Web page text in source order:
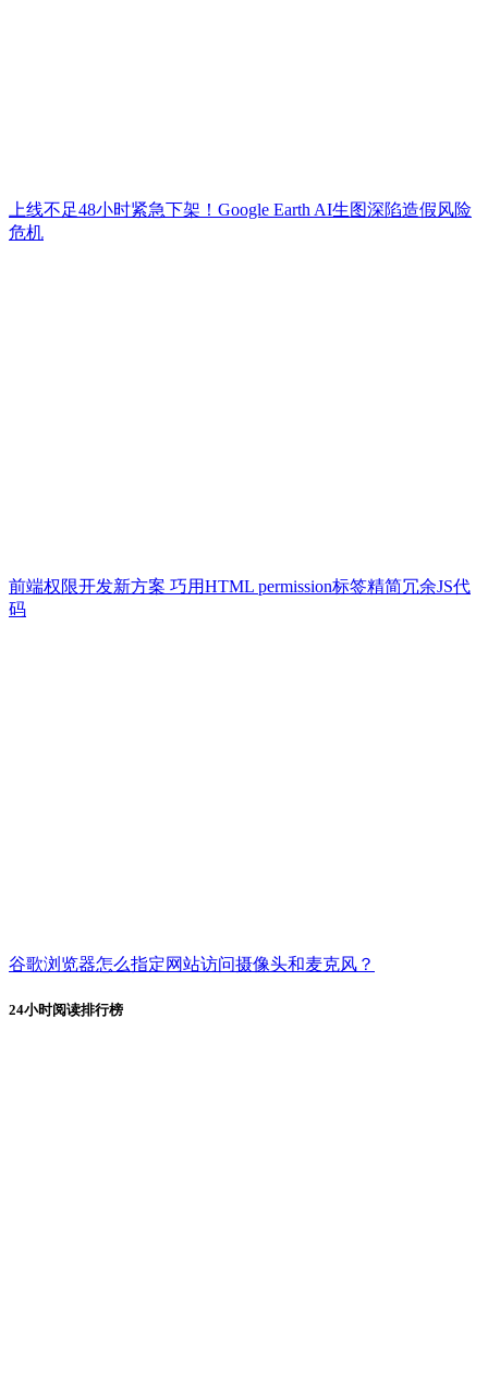
上线不足48小时紧急下架！Google Earth AI生图深陷造假风险
危机
前端权限开发新方案 巧用HTML permission标签精简冗余JS代
码
谷歌浏览器怎么指定网站访问摄像头和麦克风？
24小时阅读排行榜